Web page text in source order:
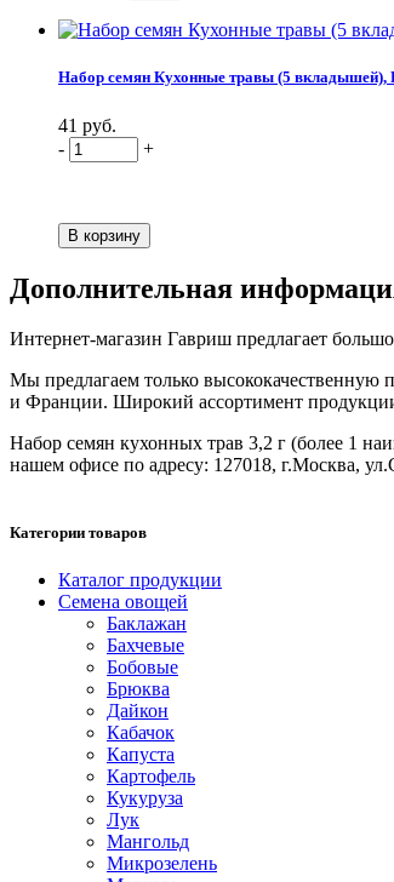
Набор семян Кухонные травы (5
41 руб.
-
+
Дополнительная
Интернет-магазин Гавриш предлагает
Мы предлагаем только высококачественную
и Франции. Широкий ассортимент продукции
Набор семян кухонных трав 3,2 г (более 1
нашем офисе по адресу: 127018, г.Москва,
Категории товаров
Каталог продукции
Семена овощей
Баклажан
Бахчевые
Бобовые
Брюква
Дайкон
Кабачок
Капуста
Картофель
Кукуруза
Лук
Мангольд
Микрозелень